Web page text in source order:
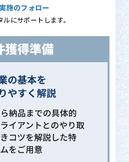
施のフォロー
ルにサポートします。